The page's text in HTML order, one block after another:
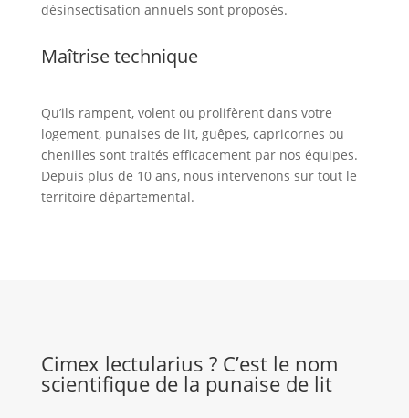
désinsectisation annuels sont proposés.
Maîtrise technique
Qu’ils rampent, volent ou prolifèrent dans votre
logement, punaises de lit, guêpes, capricornes ou
chenilles sont traités efficacement par nos équipes.
Depuis plus de 10 ans, nous intervenons sur tout le
territoire départemental.
Cimex lectularius ? C’est le nom
scientifique de la punaise de lit